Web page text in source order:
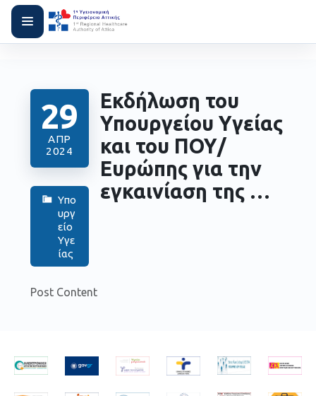
29
ΑΠΡ
2024
Υπο
υργ
είο
Υγε
ίας
Εκδήλωση του
Υπουργείου Υγείας
και του ΠΟΥ/
Ευρώπης για την
εγκαινίαση της …
Post Content